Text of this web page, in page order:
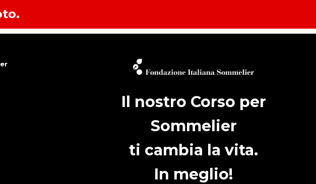
Il nostro Corso per
Sommelier
ti cambia la vita.
In meglio!